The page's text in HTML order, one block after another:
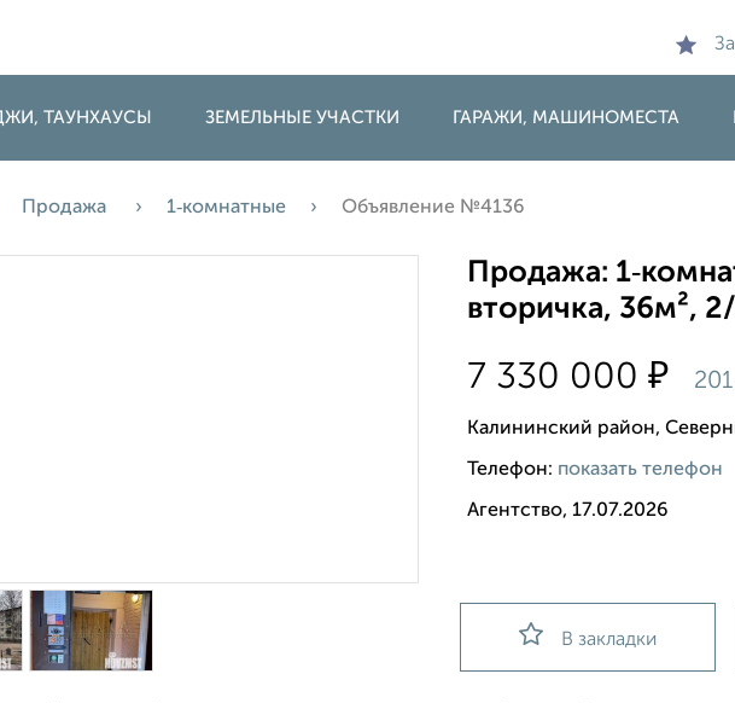
ТАУНХАУСЫ ЗЕМЕЛЬНЫЕ УЧАСТКИ ГАРАЖИ, МАШИНОМЕСТА
Продажа 1‑комнатные Объявление №4136
Продажа:
вторичка, 36м²,
7 330 000₽
Калининский район,
Телефон: показать телефон
Агентство, 17.07.2026
В закладки